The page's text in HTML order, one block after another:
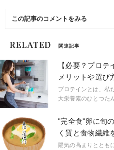
書『居酒屋ダイエ
この記事のコメントをみる
RELATED 関連記事
【必要？プロ
メリットや選び
プロテインとは、私
大栄養素のひとつた
る」といったイメ
すが、摂取方法に
すくなったり美しさ
です。
"完全食"卵に旬
く質と食物繊維
噌汁
陽気の高まりととも